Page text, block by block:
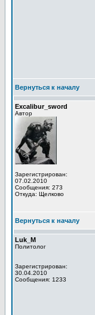
Вернуться к началу
Excalibur_sword
Автор
Зарегистрирован:
07.02.2010
Сообщения: 273
Откуда: Щелково
Вернуться к началу
Luk_M
Политолог
Зарегистрирован:
30.04.2010
Сообщения: 1233